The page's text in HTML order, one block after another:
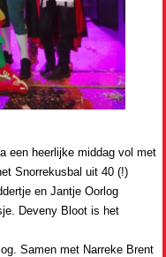
een heerlijke middag vol met
Snorrekusbal uit 40 (!)
en Jantje Oorlog
Deveny Bloot is het
Samen met Narreke Brent